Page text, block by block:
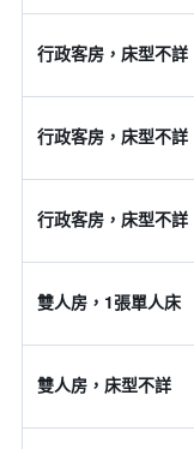
行政客房，床型不詳
行政客房，床型不詳
行政客房，床型不詳
雙人房，1張單人床
雙人房，床型不詳